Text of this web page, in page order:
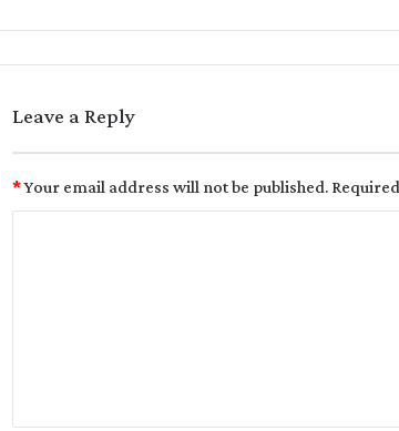
Leave a Reply
Your email address will not be published.
*